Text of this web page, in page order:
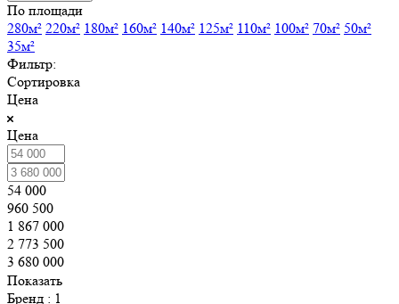
По площади
280м² 220м² 180м² 160м² 140м² 125м² 110м² 100м² 70м² 50м²
35м²
Фильтр:
Сортировка
Цена
Цена
54 000
960 500
1 867 000
2 773 500
3 680 000
Показать
Бренд : 1